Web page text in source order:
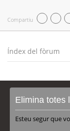
Compartiu
Índex del fòrum
Elimina totes
Esteu segur que